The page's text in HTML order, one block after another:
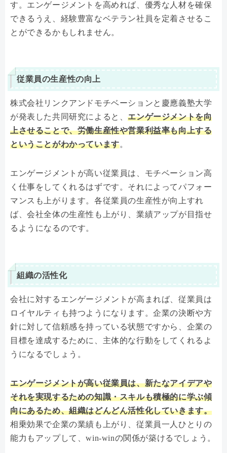
す。エンゲージメントを高めれば、優秀な人材を確保
できるうえ、経験豊富なベテラン社員を定着させるこ
とができるかもしれません。
従業員の生産性の向上
株式会社リンクアンドモチベーションと慶應義塾大学
が発表した共同研究によると、エンゲージメントを向
上させることで、労働生産性や営業利益率も向上する
ということがわかっています。
エンゲージメントが高い従業員は、モチベーション高
く仕事をしてくれるはずです。それによってパフォー
マンスも上がります。各従業員の生産性が向上すれ
ば、会社全体の生産性も上がり、業績アップが目指せ
るようになるのです。
組織の活性化
会社に対するエンゲージメントが高まれば、従業員は
ロイヤルティも持つようになります。企業の決断や方
針に対して信頼感を持っている状態ですから、企業の
目標を達成するために、主体的な行動をしてくれるよ
うになるでしょう。
エンゲージメントが高い従業員は、新たなアイデアや
それを実現するための知識・スキルも積極的に学ぶ傾
向にあるため、組織はどんどん活性化していきます。
相乗効果で企業の業績も上がり、従業員一人ひとりの
能力もアップして、win-winの関係が築けるでしょう。